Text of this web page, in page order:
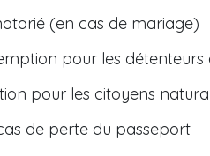
(en cas de mariage)
pour les détenteurs
pour les citoyens
de perte du passeport